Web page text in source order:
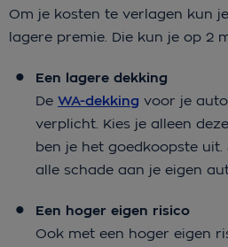
Om je kosten te verlagen kun
lagere premie. Die kun je op 2
Een lagere dekking
De WA-dekking voor je
verplicht. Kies je alleen
ben je het goedkoopste
alle schade aan je eigen
Een hoger eigen risico
Ook met een hoger eigen